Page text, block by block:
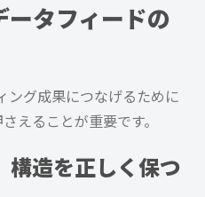
タフィードの
ング成果につなげるために
えることが重要です。
構造を正しく保つ